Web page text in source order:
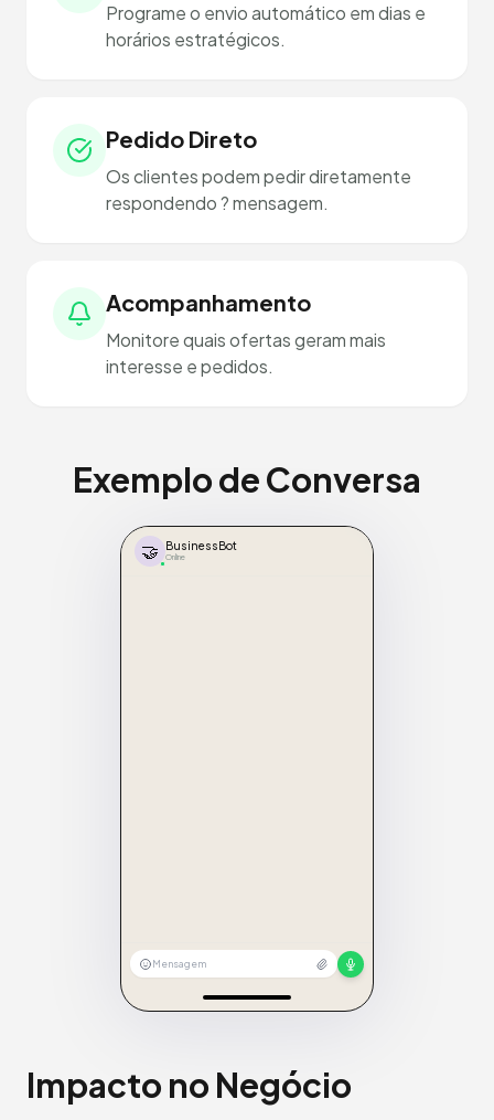
Programe o envio automático em dias e
horários estratégicos.
Pedido Direto
Os clientes podem pedir diretamente
respondendo ? mensagem.
Acompanhamento
Monitore quais ofertas geram mais
interesse e pedidos.
Exemplo de Conversa
🤝 BusinessBot
Online
Mensagem
Impacto no Negócio